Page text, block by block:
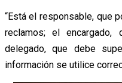
“Está el responsable, que
reclamos; el
delegado, que debe
información se utilice